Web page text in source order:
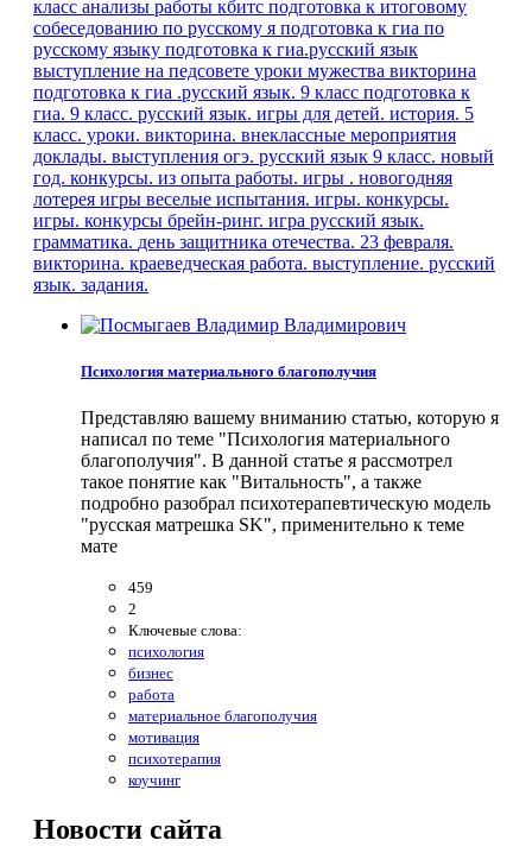
класс анализы работы кбитс подготовка к итоговому
собеседованию по русскому я подготовка к гиа по
русскому языку подготовка к гиа.русский язык
выступление на педсовете уроки мужества викторина
подготовка к гиа .русский язык. 9 класс подготовка к
гиа. 9 класс. русский язык. игры для детей. история. 5
класс. уроки. викторина. внеклассные мероприятия
доклады. выступления огэ. русский язык 9 класс. новый
год. конкурсы. из опыта работы. игры . новогодняя
лотерея игры веселые испытания. игры. конкурсы.
игры. конкурсы брейн-ринг. игра русский язык.
грамматика. день защитника отечества. 23 февраля.
викторина. краеведческая работа. выступление. русский
язык. задания.
Психология материального благополучия
Представляю вашему вниманию статью, которую я
написал по теме "Психология материального
благополучия". В данной статье я рассмотрел
такое понятие как "Витальность", а также
подробно разобрал психотерапевтическую модель
"русская матрешка SK", применительно к теме
мате
459
2
Ключевые слова:
психология
бизнес
работа
материальное благополучия
мотивация
психотерапия
коучинг
Новости сайта